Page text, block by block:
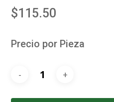
$115.50
Precio por Pieza